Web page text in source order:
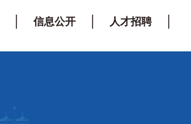
信息公开 人才招聘